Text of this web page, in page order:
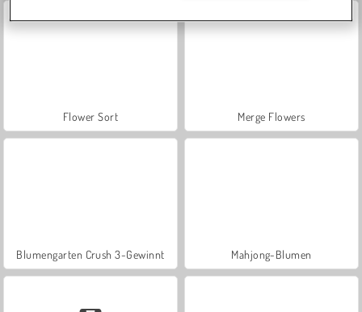
Flower Sort Merge Flowers
Blumengarten Crush 3-Gewinnt Mahjong-Blumen